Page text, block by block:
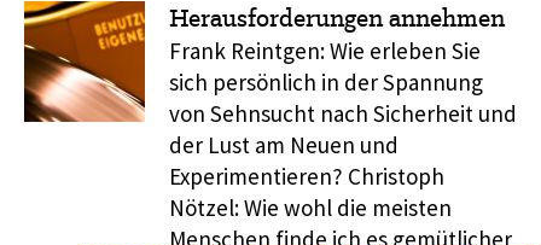
Herausforderungen annehmen
Frank Reintgen: Wie erleben Sie
sich persönlich in der Spannung
von Sehnsucht nach Sicherheit und
der Lust am Neuen und
Experimentieren? Christoph
Nötzel: Wie wohl die meisten
Menschen finde ich es gemütlicher